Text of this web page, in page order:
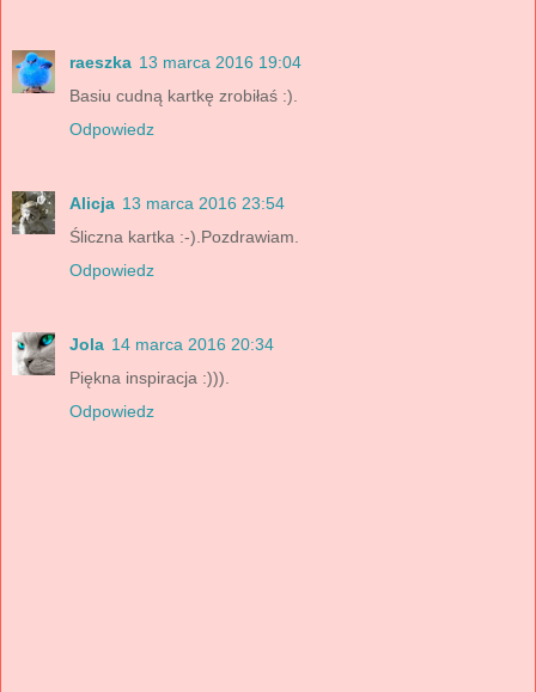
raeszka 13 marca 2016 19:04
Basiu cudną kartkę zrobiłaś :).
Odpowiedz
Alicja 13 marca 2016 23:54
Śliczna kartka :-).Pozdrawiam.
Odpowiedz
Jola 14 marca 2016 20:34
Piękna inspiracja :))).
Odpowiedz